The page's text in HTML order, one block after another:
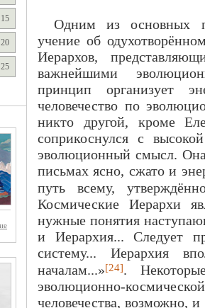
15
20
25
Одним из основных
учение об
Иерархов,
важнейшими
принцип организует
человечество по
никто другой, кроме
соприкоснулся с
эволюционный смысл.
письмах ясно, сжато и
путь всему,
Космические Иерархи
нужные понятия
и Иерархия... Следует
систему... Иерархия
началам...»[24].
эволюционно-
человечества, возможно,